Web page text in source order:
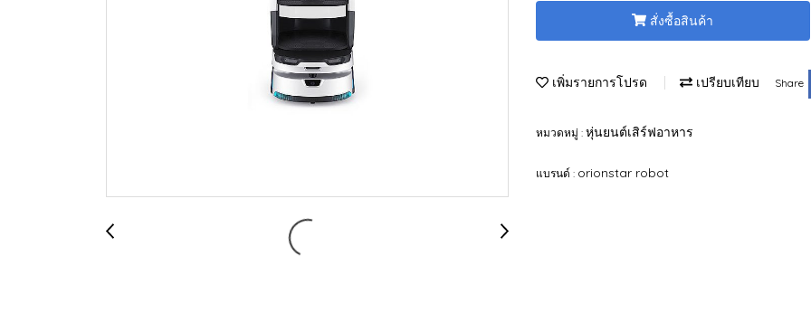
สั่งซื้อสินค้า
เพิ่มรายการโปรด เปรียบเทียบ Share
หมวดหมู่ : หุ่นยนต์เสิร์ฟอาหาร
แบรนด์ : orionstar robot